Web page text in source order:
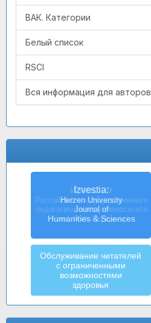
ВАК. Категории
Белый список
RSCI
Вся информация для авторов
Izvestia:
Herzen University
Journal of
Humanities & Sciences
Обслуживание читателей
с ограниченными
возможностями
здоровья